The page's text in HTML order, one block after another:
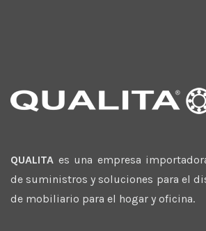
QUALITA es una empresa
de suministros y soluciones para el
de mobiliario para el hogar y oficina.